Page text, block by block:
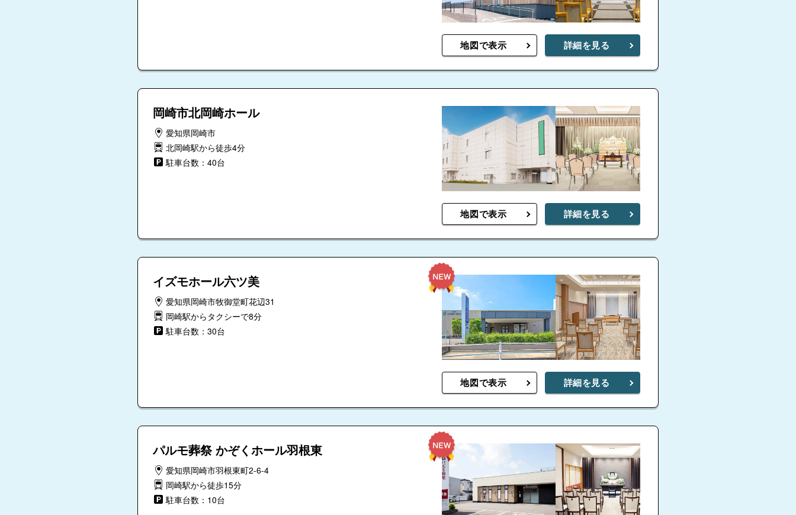
地図で表示 詳細を見る
岡崎市北岡崎ホール
愛知県岡崎市
北岡崎駅から徒歩4分
駐車台数：40台
地図で表示 詳細を見る
イズモホール六ツ美
愛知県岡崎市牧御堂町花辺31
岡崎駅からタクシーで8分
駐車台数：30台
地図で表示 詳細を見る
パルモ葬祭 かぞくホール羽根東
愛知県岡崎市羽根東町2-6-4
岡崎駅から徒歩15分
駐車台数：10台